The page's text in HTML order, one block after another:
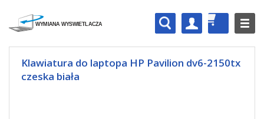
Klawiatura do laptopa HP Pavilion dv6-2150tx
czeska biała